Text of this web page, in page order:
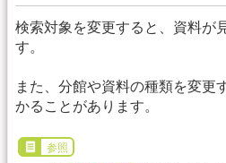
検索対象を変更すると、資料が
す。
また、分館や資料の種類を変更
かることがあります。
参照